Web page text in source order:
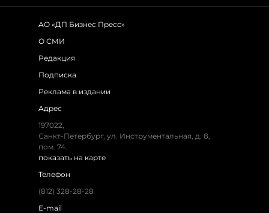
АО «ДП Бизнес Пресс»
О СМИ
Редакция
Подписка
Реклама в издании
Адрес
197022,
Санкт-Петербург, ул. Инструментальная, д. 8,
пом. 74.
показать на карте
Телефон
(812) 328-28-28
E-mail